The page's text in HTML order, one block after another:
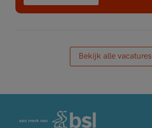
Bekijk alle vacatures